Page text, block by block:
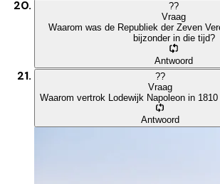
??
Vraag
Waarom was de Republiek der Zeven
bijzonder in die tijd?
Antwoord
??
Vraag
Waarom vertrok Lodewijk Napoleon in
Antwoord